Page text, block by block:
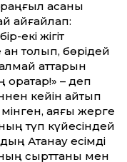
қасқаны
айғайлап:
екі жігіт
толып, бөрідей
аттарын
– деп
кейін қайтып
аяғы жерге
түп күйесіндей
Ақтанау есімді
сырттаны мен